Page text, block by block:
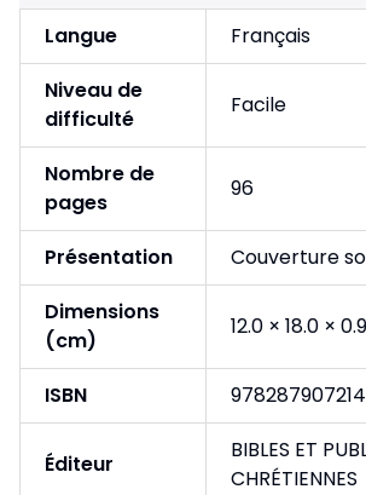
Langue
Français
Niveau de
difficulté
Facile
Nombre de
pages
96
Présentation
Couverture
Dimensions
(cm)
12.0 × 18.0 × 0.9
ISBN
Éditeur
BIBLES ET
CHRÉTIENNES